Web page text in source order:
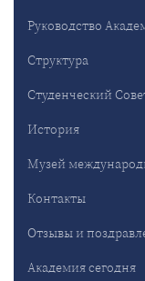
Руководство
Структура
Студенческий
История
Музей
Контакты
Отзывы и
Академия сегодня